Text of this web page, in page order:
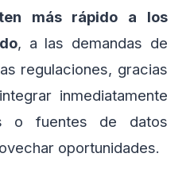
más rápido a los
, a las demandas de
regulaciones, gracias
inmediatamente
o fuentes de datos
oportunidades.